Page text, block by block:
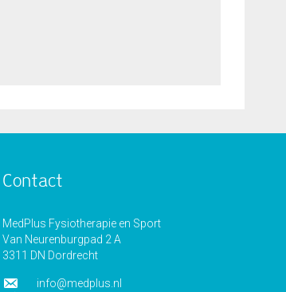
Contact
MedPlus Fysiotherapie en Sport
Van Neurenburgpad 2 A
3311 DN Dordrecht
info@medplus.nl